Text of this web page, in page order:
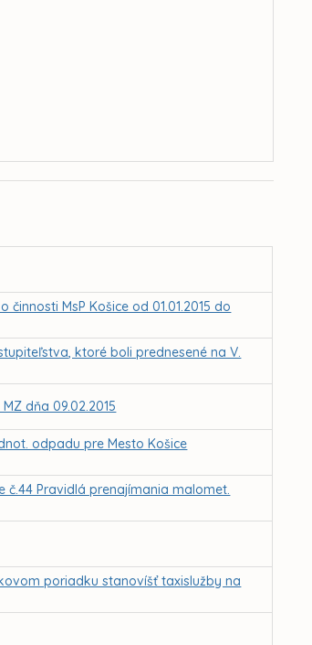
MsP Košice od 01.01.2015 do
ktoré boli prednesené na V.
dňa 09.02.2015
odpadu pre Mesto Košice
Pravidlá prenajímania malomet.
poriadku stanovíšť taxislužby na